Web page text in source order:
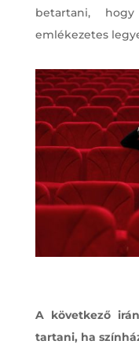
betartani,
emlékezetes
A következő
tartani, ha